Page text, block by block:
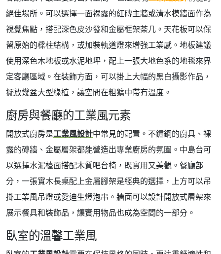
絕佳場所。可以選擇一面裸露的紅磚主牆或清水模牆面作為
視覺焦點，搭配深色皮沙發和金屬框架茶几。天花板可以保
留原始的樑柱結構，或加裝軌道燈來增強工業感。地板建議
使用深色木地板或水泥地坪，配上一張大地色系的地毯來界
定客廳區域。在裝飾方面，可以掛上大幅的黑白攝影作品，
擺放幾盆大型綠植，讓空間在粗獷中帶有溫度。
廚房與餐廳的工業風元素
開放式廚房是工業風設計中常見的配置。不鏽鋼的廚具、裸
露的磚牆、金屬層架都能營造出專業廚房的氛圍。中島台可
以選擇水泥檯面搭配木質吧台椅，既實用又美觀。餐廳部
分，一張實木長桌配上金屬腳架是經典的選擇，上方可以吊
掛工業風吊燈或愛迪生燈泡串。牆面可以設計開放式層架來
展示餐具和裝飾品，讓實用物品也成為空間的一部分。
臥室的溫馨工業風